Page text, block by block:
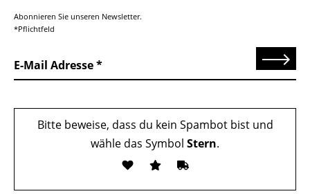
Abonnieren Sie unseren Newsletter.
*Pflichtfeld
E-Mail Adresse Senden
Bitte beweise, dass du kein Spambot bist und
wähle das Symbol Stern.